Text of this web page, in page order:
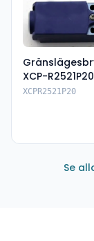
XCP-R2521P20
XCPR2521P20
Se